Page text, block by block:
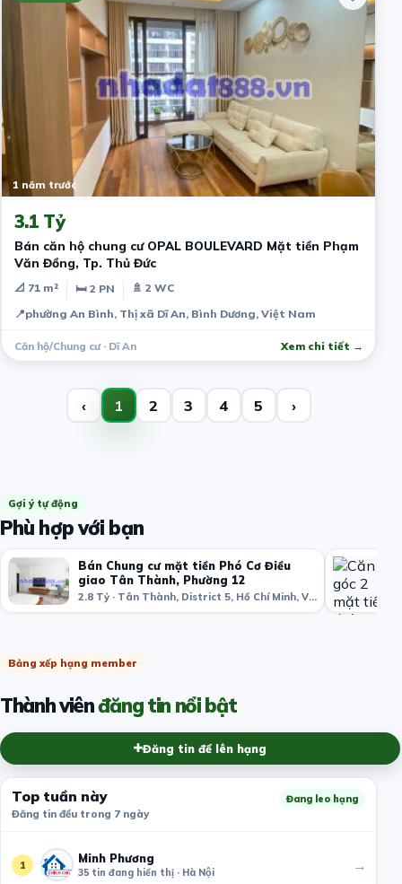
1 năm trước
3.1 Tỷ
Bán căn hộ chung cư OPAL BOULEVARD Mặt tiền Phạm
Văn Đồng, Tp. Thủ Đức
📐 71 m² 🛏 2 PN
🚿 2 WC
📍phường An Bình, Thị xã Dĩ An, Bình Dương, Việt Nam
Căn hộ/Chung cư · Dĩ An Xem chi tiết →
‹ 1 2 3 4 5 ›
Gợi ý tự động
Phù hợp với bạn
Bán Chung cư mặt tiền Phó Cơ Điều
giao Tân Thành, Phường 12
2.8 Tỷ · Tân Thành, District 5, Hồ Chí Minh, Việt Nam
Bảng xếp hạng member
Thành viênđăng tin nổi bật
Đăng tin để lên hạng
Top tuần này
Đăng tin đều trong 7 ngày
Đang leo hạng
1 Minh Phương
35 tin đang hiển thị · Hà Nội →